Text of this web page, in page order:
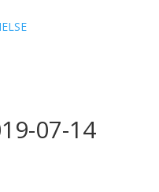
07-14